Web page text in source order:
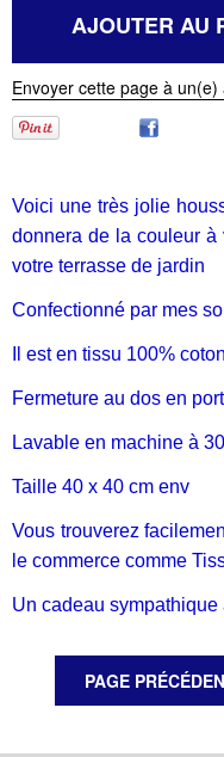
Envoyer cette page à un(e)
Voici une très jolie
donnera de la couleur à
votre terrasse de jardin
Confectionné par mes
Il est en tissu 100% coton
Fermeture au dos en
Lavable en machine à
Taille 40 x 40 cm env
Vous trouverez
le commerce comme
Un cadeau sympathique